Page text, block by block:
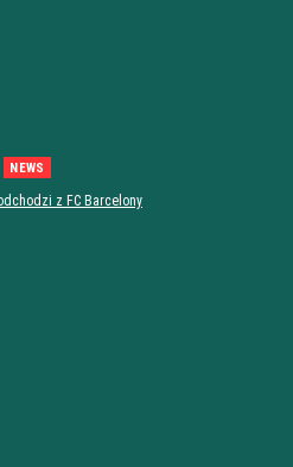
NEWS
z FC Barcelony